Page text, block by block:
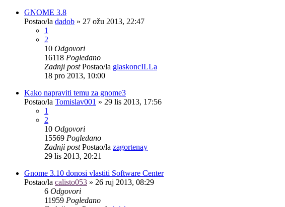
GNOME 3.8
Postao/la dadob » 27 ožu 2013, 22:47
1
2
10 Odgovori
16118 Pogledano
Zadnji postPostao/la glaskoncILLa
18 pro 2013, 10:00
Kako napraviti temu za gnome3
Postao/la Tomislav001 » 29 lis 2013, 17:56
1
2
10 Odgovori
15569 Pogledano
Zadnji postPostao/la zagortenay
29 lis 2013, 20:21
Gnome 3.10 donosi vlastiti Software Center
Postao/la calisto053 » 26 ruj 2013, 08:29
6 Odgovori
11959 Pogledano